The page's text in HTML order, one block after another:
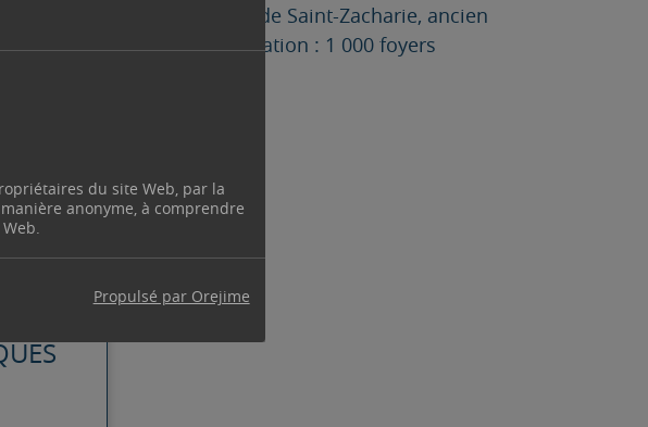
du site Web, par la
anonyme, à comprendre
Propulsé par Orejime
de Graffine, avenue de Saint-Zacharie, ancien
à une casse de canalisation : 1 000 foyers
17h.